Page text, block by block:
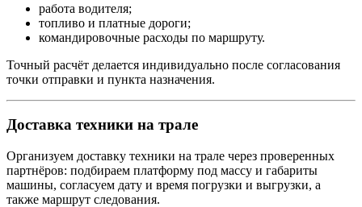
работа водителя;
топливо и платные дороги;
командировочные расходы по маршруту.
Точный расчёт делается индивидуально после согласования
точки отправки и пункта назначения.
Доставка техники на трале
Организуем доставку техники на трале через проверенных
партнёров: подбираем платформу под массу и габариты
машины, согласуем дату и время погрузки и выгрузки, а
также маршрут следования.